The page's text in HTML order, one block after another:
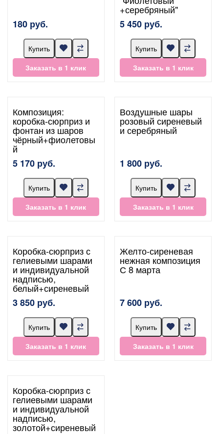
180 руб.
Купить
Заказать в 1 клик
+серебряный"
5 450 руб.
Купить
Заказать в 1 клик
Композиция:
коробка-сюрприз и
фонтан из шаров
чёрный+фиолетовы
й
5 170 руб.
Купить
Заказать в 1 клик
Воздушные шары
розовый сиреневый
и серебряный
1 800 руб.
Купить
Заказать в 1 клик
Коробка-сюрприз с
гелиевыми шарами
и индивидуальной
надписью,
белый+сиреневый
3 850 руб.
Купить
Заказать в 1 клик
Желто-сиреневая
нежная композиция
С 8 марта
7 600 руб.
Купить
Заказать в 1 клик
Коробка-сюрприз с
гелиевыми шарами
и индивидуальной
надписью,
золотой+сиреневый